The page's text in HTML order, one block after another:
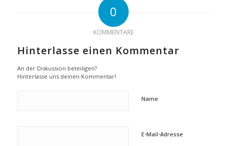
0
KOMMENTARE
Hinterlasse einen Kommentar
An der Diskussion beteiligen?
Hinterlasse uns deinen Kommentar!
Name
E-Mail-Adresse